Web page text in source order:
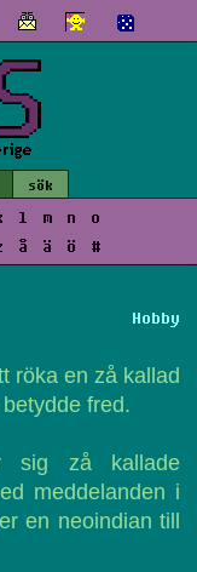
l m n
o
å ä ö #
Hobby
röka en zå kallad
fred.
sig zå kallade
meddelanden i
en neoindian till